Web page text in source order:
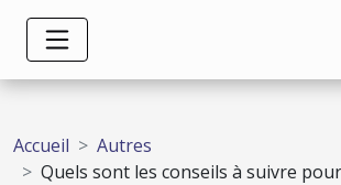
Accueil
Autres
Quels sont les conseils à suivre